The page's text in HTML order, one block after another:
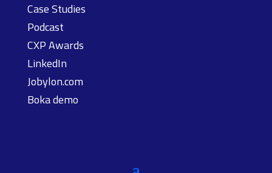
Case Studies
Podcast
CXP Awards
LinkedIn
Jobylon.com
Boka demo